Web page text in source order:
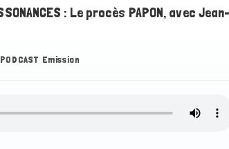
: Le procès PAPON, avec
PODCAST Emission